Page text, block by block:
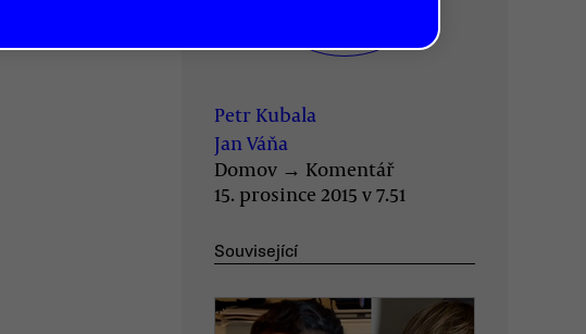
Petr Kubala
Jan Váňa
Domov → Komentář
15. prosince 2015 v 7.51
Související